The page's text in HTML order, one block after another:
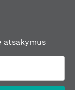
atsakymus